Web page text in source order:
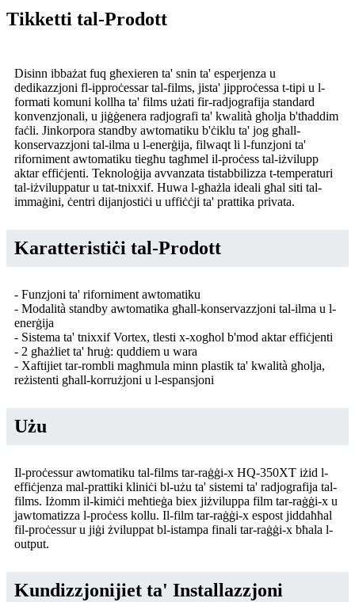
Tikketti tal-Prodott
Disinn ibbażat fuq għexieren ta' snin ta' esperjenza u
dedikazzjoni fl-ipproċessar tal-films, jista' jipproċessa t-tipi u l-
formati komuni kollha ta' films użati fir-radjografija standard
konvenzjonali, u jiġġenera radjografi ta' kwalità għolja b'tħaddim
faċli. Jinkorpora standby awtomatiku b'ċiklu ta' jog għall-
konservazzjoni tal-ilma u l-enerġija, filwaqt li l-funzjoni ta'
riforniment awtomatiku tiegħu tagħmel il-proċess tal-iżvilupp
aktar effiċjenti. Teknoloġija avvanzata tistabbilizza t-temperaturi
tal-iżviluppatur u tat-tnixxif. Huwa l-għażla ideali għal siti tal-
immaġini, ċentri dijanjostiċi u uffiċċji ta' prattika privata.
Karatteristiċi tal-Prodott
- Funzjoni ta' riforniment awtomatiku
- Modalità standby awtomatika għall-konservazzjoni tal-ilma u l-
enerġija
- Sistema ta' tnixxif Vortex, tlesti x-xogħol b'mod aktar effiċjenti
- 2 għażliet ta' ħruġ: quddiem u wara
- Xaftijiet tar-rombli magħmula minn plastik ta' kwalità għolja,
reżistenti għall-korrużjoni u l-espansjoni
Użu
Il-proċessur awtomatiku tal-films tar-raġġi-x HQ-350XT iżid l-
effiċjenza mal-prattiki kliniċi bl-użu ta' sistemi ta' radjografija tal-
films. Iżomm il-kimiċi meħtieġa biex jiżviluppa film tar-raġġi-x u
jawtomatizza l-proċess kollu. Il-film tar-raġġi-x espost jiddaħħal
fil-proċessur u jiġi żviluppat bl-istampa finali tar-raġġi-x bħala l-
output.
Kundizzjonijiet ta' Installazzjoni